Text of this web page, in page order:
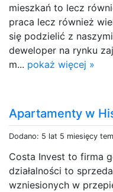
mieszkań to lecz
praca lecz również
się podzielić z
deweloper na rynku
m... pokaż więcej »
Apartamenty w
Dodano: 5 lat 5 miesięcy
Costa Invest to firma
działalności to
wzniesionych w